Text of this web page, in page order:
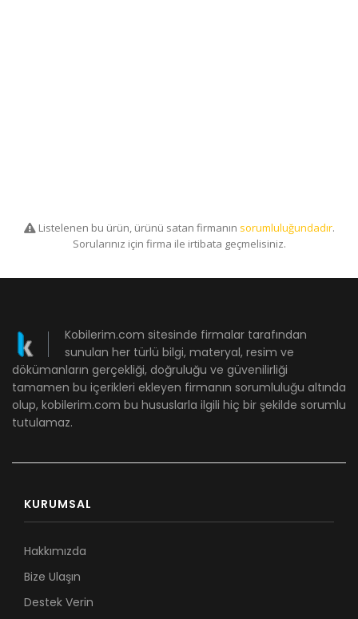
Listelenen bu ürün, ürünü satan firmanın sorumluluğundadır.
Sorularınız için firma ile irtibata geçmelisiniz.
Kobilerim.com sitesinde firmalar tarafından
sunulan her türlü bilgi, materyal, resim ve
dökümanların gerçekliği, doğruluğu ve güvenilirliği
tamamen bu içerikleri ekleyen firmanın sorumluluğu altında
olup, kobilerim.com bu hususlarla ilgili hiç bir şekilde sorumlu
tutulamaz.
KURUMSAL
Hakkımızda
Bize Ulaşın
Destek Verin